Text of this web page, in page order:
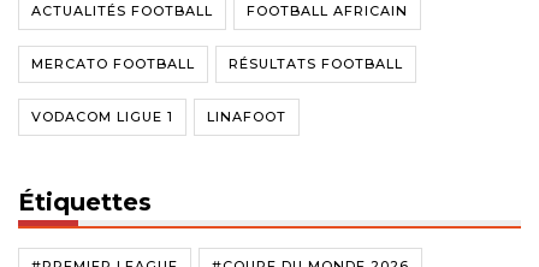
ACTUALITÉS FOOTBALL FOOTBALL AFRICAIN
MERCATO FOOTBALL RÉSULTATS FOOTBALL
VODACOM LIGUE 1 LINAFOOT
Étiquettes